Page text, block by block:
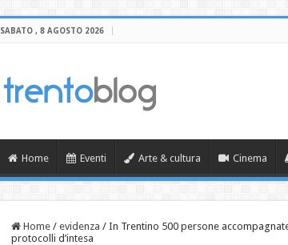
SABATO , 8 AGOSTO 2026
Home Eventi Arte & cultura Cinema
Home / evidenza / In Trentino 500 persone
protocolli d’intesa